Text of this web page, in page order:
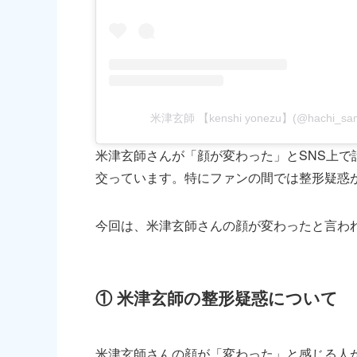
米津玄師 【kenshi yonezu】
米津玄師さんが「顔が変わった」とSNS上
交っています。特にファンの間では整形疑
今回は、米津玄師さんの顔が変わったと言わ
① 米津玄師の整形疑惑について